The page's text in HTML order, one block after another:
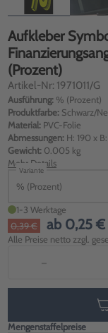
Aufkleber
(Prozent)
Artikel-Nr: 1971011/G
Ausführung: % (Prozent)
Produktfarbe: Schwarz/
Material: PVC-Folie
Abmessungen: H: 190 x
Gewicht: 0.005 kg
Mehr Details
Variante
% (Prozent)
1-3 Werktage
0,39 €
ab 0,25 €
Alle Preise netto zzgl.
−
Mengenstaffelpreise